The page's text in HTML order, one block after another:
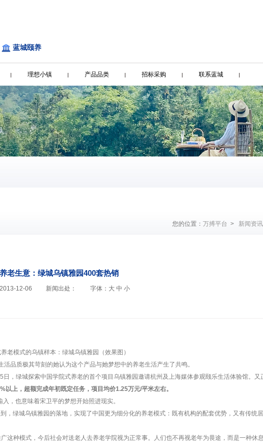
蓝城颐养
理想小镇 产品品类 招标采购 联系蓝城
您的位置： 万搏平台 > 新闻资讯
老生意：绿城乌镇雅园400套热销
12-06 新闻出处： 字体： 大 中 小
老模式的乌镇样本：绿城乌镇雅园（效果图）
品质极其苛刻的她认为这个产品与她梦想中的养老生活产生了共鸣。
，绿城探索中国学院式养老的首个项目乌镇雅园邀请杭州及上海媒体参观颐乐生活体验馆。又
以上，超额完成年初既定任务，项目均价1.25万元/平米左右。
，也意味着宋卫平的梦想开始照进现实。
，绿城乌镇雅园的落地，实现了中国更为细分化的养老模式：既有机构的配套优势，又有传统
种模式，今后社会对送老人去养老学院视为正常事。人们也不再视老年为畏途，而是一种休息